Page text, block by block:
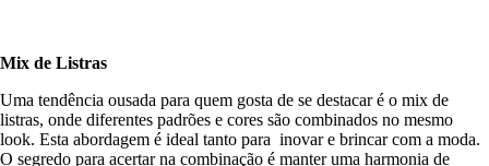
Mix de Listras
Uma tendência ousada para quem gosta de se destacar é o mix de
listras, onde diferentes padrões e cores são combinados no mesmo
look. Esta abordagem é ideal tanto para inovar e brincar com a moda.
O segredo para acertar na combinação é manter uma harmonia de